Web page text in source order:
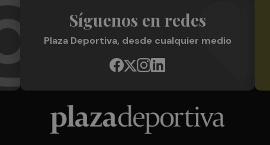
Síguenos en redes
Plaza Deportiva, desde cualquier medio